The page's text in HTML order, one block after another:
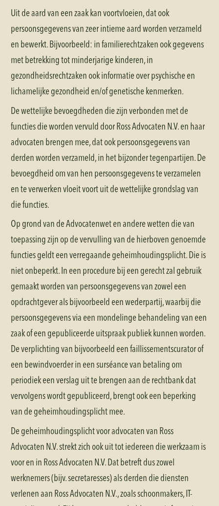
Uit de aard van een zaak kan voortvloeien, dat ook
persoonsgegevens van zeer intieme aard worden verzameld
en bewerkt. Bijvoorbeeld: in familierechtzaken ook gegevens
met betrekking tot minderjarige kinderen, in
gezondheidsrechtzaken ook informatie over psychische en
lichamelijke gezondheid en/of genetische kenmerken.
De wettelijke bevoegdheden die zijn verbonden met de
functies die worden vervuld door Ross Advocaten N.V. en haar
advocaten brengen mee, dat ook persoonsgegevens van
derden worden verzameld, in het bijzonder tegenpartijen. De
bevoegdheid om van hen persoonsgegevens te verzamelen
en te verwerken vloeit voort uit de wettelijke grondslag van
die functies.
Op grond van de Advocatenwet en andere wetten die van
toepassing zijn op de vervulling van de hierboven genoemde
functies geldt een verregaande geheimhoudingsplicht. Die is
niet onbeperkt. In een procedure bij een gerecht zal gebruik
gemaakt worden van persoonsgegevens van zowel een
opdrachtgever als bijvoorbeeld een wederpartij, waarbij die
persoonsgegevens via een mondelinge behandeling van een
zaak of een gepubliceerde uitspraak publiek kunnen worden.
De verplichting van bijvoorbeeld een faillissementscurator of
een bewindvoerder in een surséance van betaling om
periodiek een verslag uit te brengen aan de rechtbank dat
vervolgens wordt gepubliceerd, brengt ook een beperking
van de geheimhoudingsplicht mee.
De geheimhoudingsplicht voor advocaten van Ross
Advocaten N.V. strekt zich ook uit tot iedereen die werkzaam is
voor en in Ross Advocaten N.V. Dat betreft dus zowel
werknemers (bijv. secretaresses) als derden die diensten
verlenen aan Ross Advocaten N.V., zoals schoonmakers, IT-